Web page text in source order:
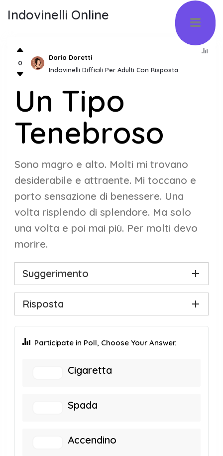
Indovinelli Online
0
Daria Doretti
Indovinelli Difficili Per Adulti Con Risposta
Un Tipo
Tenebroso
Sono magro e alto. Molti mi trovano
desiderabile e attraente. Mi toccano e
porto sensazione di benessere. Una
volta risplendo di splendore. Ma solo
una volta e poi mai più. Per molti devo
morire.
Suggerimento
Risposta
Participate in Poll, Choose Your Answer.
Cigaretta
Spada
Accendino